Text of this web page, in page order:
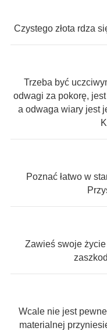
Czystego złota rdza
Trzeba być
odwagi za pokorę,
a odwaga wiary jest
Poznać łatwo w
Zawieś swoje
Wcale nie jest
materialnej